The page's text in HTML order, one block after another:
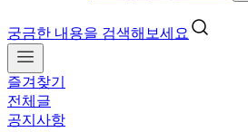
궁금한 내용을 검색해보세요
즐겨찾기
전체글
공지사항